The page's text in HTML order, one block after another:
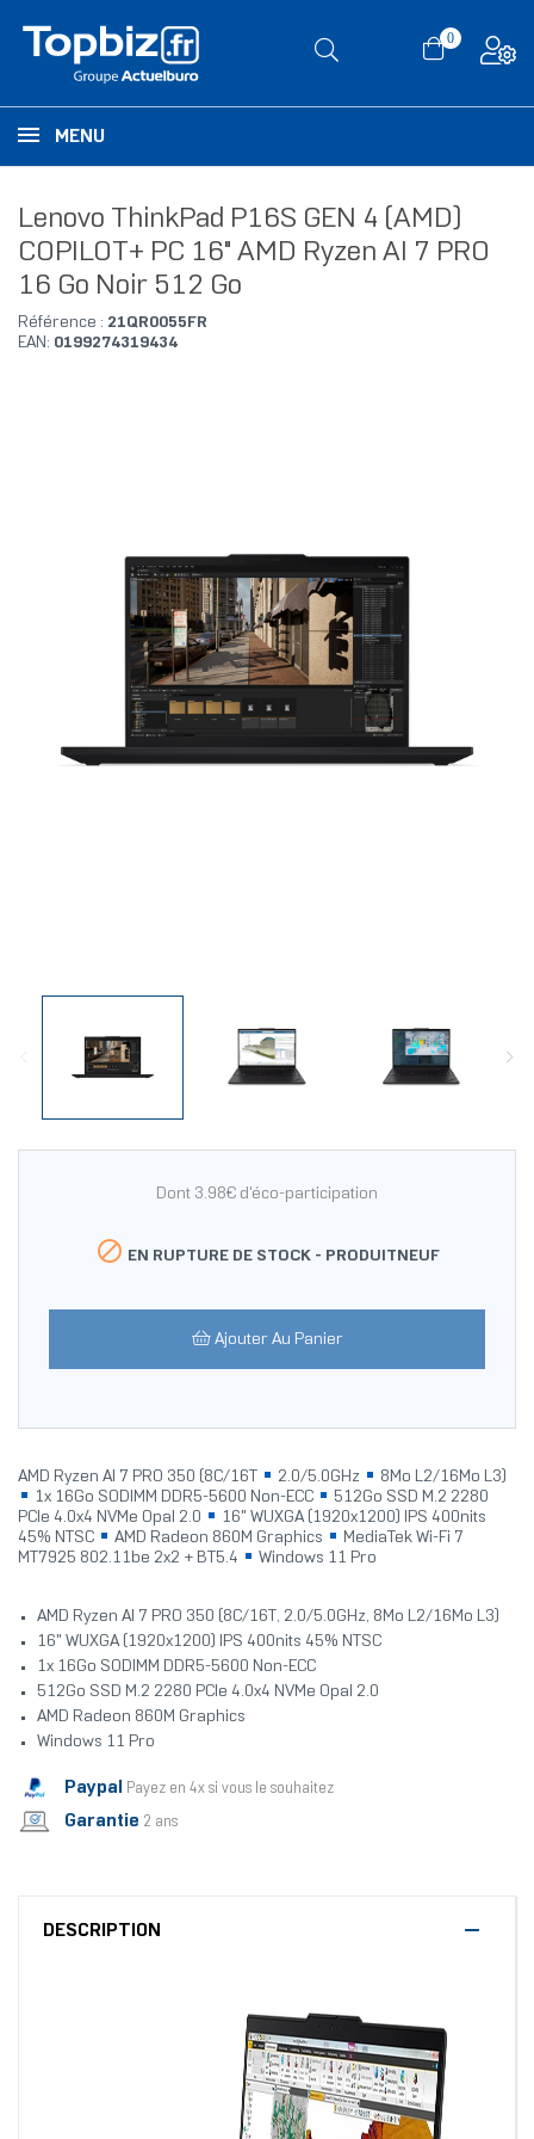
0
MENU
Lenovo ThinkPad P16S GEN 4 (AMD)
COPILOT+ PC 16" AMD Ryzen AI 7 PRO
16 Go Noir 512 Go
Référence : 21QR0055FR
EAN: 0199274319434
Dont 3.98€ d'éco-participation
 EN RUPTURE DE STOCK - PRODUITNEUF
Ajouter Au Panier
AMD Ryzen AI 7 PRO 350 (8C/16T 2.0/5.0GHz
8Mo L2/16Mo L3)
1x 16Go SODIMM DDR5-5600 Non-ECC
512Go SSD M.2 2280
PCIe 4.0x4 NVMe Opal 2.0
16" WUXGA (1920x1200) IPS 400nits
45% NTSC
AMD Radeon 860M Graphics
MediaTek Wi-Fi 7
MT7925 802.11be 2x2 + BT5.4
Windows 11 Pro
AMD Ryzen AI 7 PRO 350 (8C/16T, 2.0/5.0GHz, 8Mo L2/16Mo L3)
16" WUXGA (1920x1200) IPS 400nits 45% NTSC
1x 16Go SODIMM DDR5-5600 Non-ECC
512Go SSD M.2 2280 PCIe 4.0x4 NVMe Opal 2.0
AMD Radeon 860M Graphics
Windows 11 Pro
Paypal Payez en 4x si vous le souhaitez
Garantie 2 ans
DESCRIPTION